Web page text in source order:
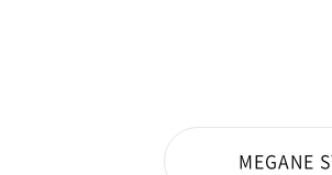
MEGANE